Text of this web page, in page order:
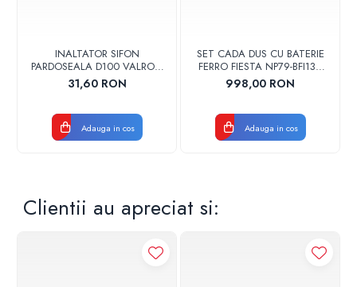
INALTATOR SIFON
PARDOSEALA D100 VALROM
17001900004
31,60 RON
Adauga in cos
SET CADA DUS CU BATERIE
FERRO FIESTA NP79-BFI13U
CROM
998,00 RON
Adauga in cos
Clientii au apreciat si: